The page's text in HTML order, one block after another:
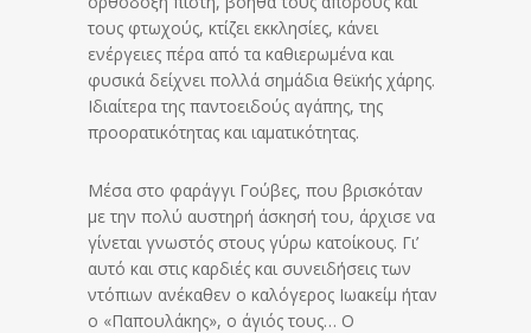
τους φτωχούς, κτίζει εκκλησίες, κάνει
ενέργειες πέρα από τα καθιερωμένα και
φυσικά δείχνει πολλά σημάδια θεϊκής χάρης.
Ιδιαίτερα της παντοειδούς αγάπης, της
προορατικότητας και ιαματικότητας.
Μέσα στο φαράγγι Γούβες, που βρισκόταν
με την πολύ αυστηρή άσκησή του, άρχισε να
γίνεται γνωστός στους γύρω κατοίκους. Γι’
αυτό και στις καρδιές και συνειδήσεις των
ντόπιων ανέκαθεν ο καλόγερος Ιωακείμ ήταν
ο «Παπουλάκης», ο άγιός τους… Ο